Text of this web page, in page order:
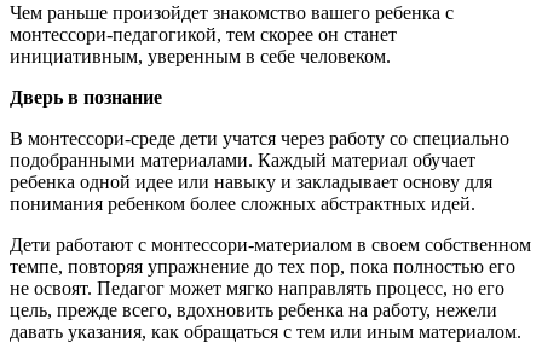
Чем раньше произойдет знакомство вашего ребенка с
монтессори-педагогикой, тем скорее он станет
инициативным, уверенным в себе человеком.
Дверь в познание
В монтессори-среде дети учатся через работу со специально
подобранными материалами. Каждый материал обучает
ребенка одной идее или навыку и закладывает основу для
понимания ребенком более сложных абстрактных идей.
Дети работают с монтессори-материалом в своем собственном
темпе, повторяя упражнение до тех пор, пока полностью его
не освоят. Педагог может мягко направлять процесс, но его
цель, прежде всего, вдохновить ребенка на работу, нежели
давать указания, как обращаться с тем или иным материалом.